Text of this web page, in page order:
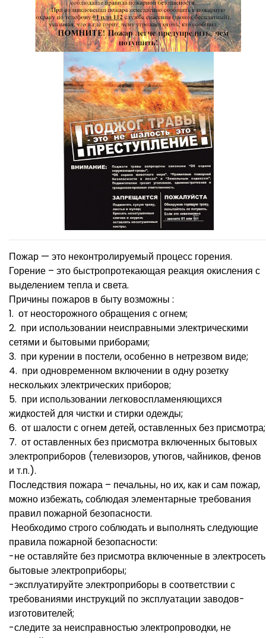
Пожар — это неконтролируемый процесс горения.
Горение – это быстропротекающая реакция окисления с
выделением тепла и света.
Причины пожаров в быту возможны :
1. от неосторожного обращения с огнем;
2. при использовании неисправными электрическими
сетями и бытовыми приборами;
3. при курении в постели, особенно в нетрезвом виде;
4. при одновременном включении в одну розетку
нескольких электрических приборов;
5. при использовании легковоспламеняющихся
жидкостей для чистки и стирки одежды;
6. от шалости с огнем детей, оставленных без присмотра;
7. от оставленных без присмотра включенных бытовых
электроприборов (телевизоров, утюгов, чайников, фенов
и т.п.).
Последствия пожара – печальны, но их, как и сам пожар,
можно избежать, соблюдая элементарные требования
правил пожарной безопасности.
Необходимо строго соблюдать и выполнять следующие
правила пожарной безопасности:
-не оставляйте без присмотра включенные в электросеть
бытовые электроприборы;
-эксплуатируйте электроприборы в соответствии с
требованиями инструкций по эксплуатации заводов-
изготовителей;
-следите за неисправностью электропроводки, не